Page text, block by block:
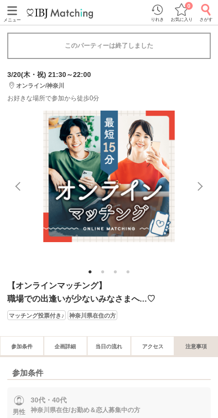
メニュー りれき お気に入り
0
さがす
このパーティーは終了しました
3/20(木・祝) 21:30～22:00
オンライン/神奈川
お好きな場所で参加から徒歩0分
1 2 3 4
【オンラインマッチング】
職場での出逢いが少ないみなさまへ...♡
マッチング投票付き♪ 神奈川県在住の方
参加条件 企画詳細 当日の流れ アクセス 注意事項
参加条件
男性
30代・40代
神奈川県在住/お勤め＆恋人募集中の方